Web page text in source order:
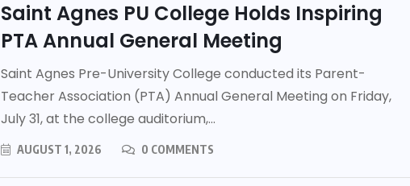
Saint Agnes PU College Holds Inspiring
PTA Annual General Meeting
Saint Agnes Pre-University College conducted its Parent-
Teacher Association (PTA) Annual General Meeting on Friday,
July 31, at the college auditorium,...
AUGUST 1, 2026 0 COMMENTS